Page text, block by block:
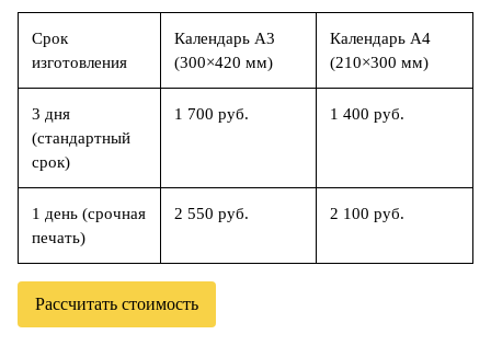
Срок
изготовления
Календарь А3
(300×420 мм)
Календарь А4
(210×300 мм)
3 дня
(стандартный
срок)
1 700 руб. 1 400 руб.
1 день (срочная
печать)
2 550 руб. 2 100 руб.
Рассчитать стоимость